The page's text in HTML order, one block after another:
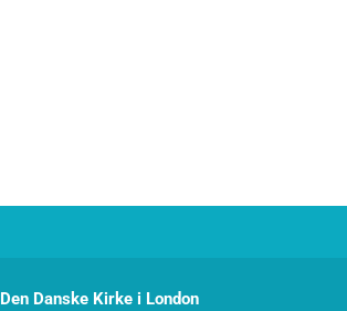
Den Danske Kirke i London